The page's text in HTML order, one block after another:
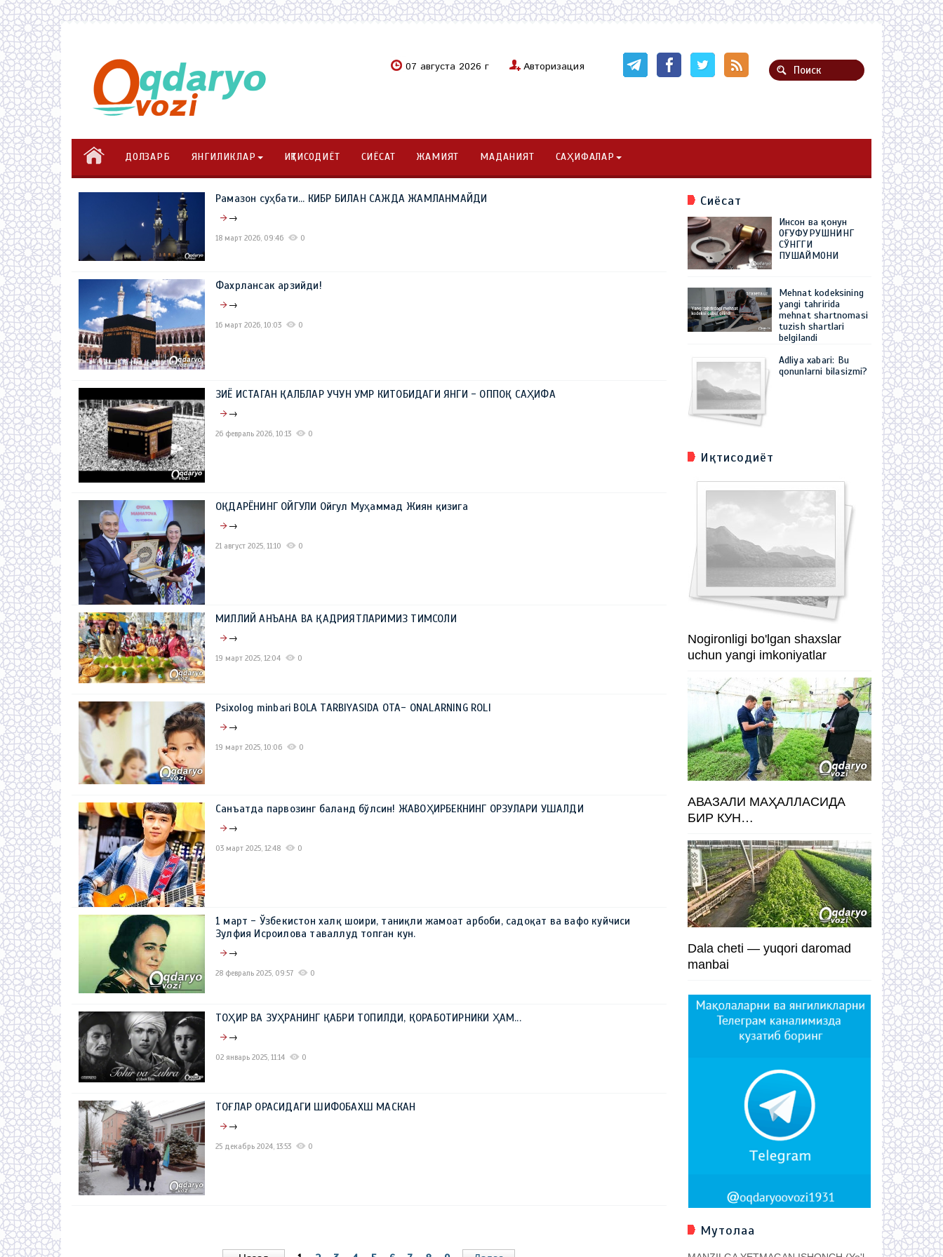
07 августа 2026 г Авторизация
ДОЛЗАРБ ЯНГИЛИКЛАР ИҚТИСОДИЁТ СИЁСАТ ЖАМИЯТ МАДАНИЯТ САҲИФАЛАР
Рамазон суҳбати... КИБР БИЛАН САЖДА ЖАМЛАНМАЙДИ
→
18 март 2026, 09:46 0
Фахрлансак арзийди!
→
16 март 2026, 10:03 0
ЗИЁ ИСТАГАН ҚАЛБЛАР УЧУН УМР КИТОБИДАГИ ЯНГИ - ОППОҚ САҲИФА
→
26 февраль 2026, 10:13 0
ОҚДАРЁНИНГ ОЙГУЛИ Ойгул Муҳаммад Жиян қизига
→
21 август 2025, 11:10 0
МИЛЛИЙ АНЪАНА ВА ҚАДРИЯТЛАРИМИЗ ТИМСОЛИ
→
19 март 2025, 12:04 0
Psixolog minbari BOLA TARBIYASIDA OTA- ONALARNING ROLI
→
19 март 2025, 10:06 0
Санъатда парвозинг баланд бўлсин! ЖАВОҲИРБЕКНИНГ ОРЗУЛАРИ УШАЛДИ
→
03 март 2025, 12:48 0
1 март - Ўзбекистон халқ шоири, таниқли жамоат арбоби, садоқат ва вафо куйчиси
Зулфия Исроилова таваллуд топган кун.
→
28 февраль 2025, 09:57 0
ТОҲИР ВА ЗУҲРАНИНГ ҚАБРИ ТОПИЛДИ, ҚОРАБОТИРНИКИ ҲАМ...
→
02 январь 2025, 11:14 0
ТОҒЛАР ОРАСИДАГИ ШИФОБАХШ МАСКАН
→
25 декабрь 2024, 13:53 0
Сиёсат
Инсон ва қонун
ОҒУФУРУШНИНГ
СЎНГГИ
ПУШАЙМОНИ
Mehnat kodeksining
yangi tahririda
mehnat shartnomasi
tuzish shartlari
belgilandi
Adliya xabari: Bu
qonunlarni bilasizmi?
Иқтисодиёт
Nogironligi bo'lgan shaxslar
uchun yangi imkoniyatlar
АВАЗАЛИ МАҲАЛЛАСИДА
БИР КУН…
Dala cheti — yuqori daromad
manbai
Мутолаа